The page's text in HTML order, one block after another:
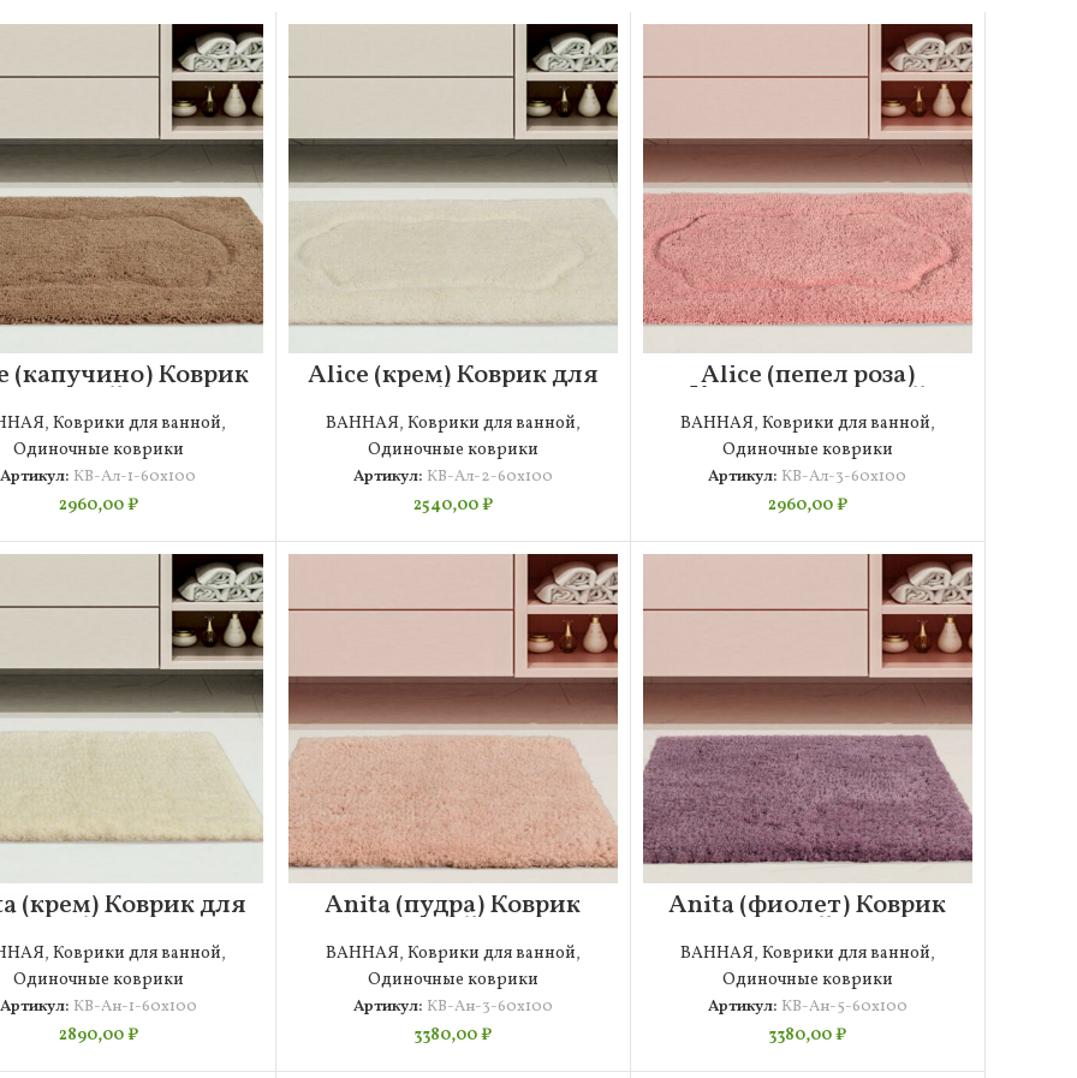
(капучино) Коврик
ванной 60х100
, Коврики для ванной,
Одиночные коврики
Артикул: КВ-Ал-1-60х100
2960,00₽
Alice (крем) Коврик для
ванной 60х100
ВАННАЯ, Коврики для ванной,
Одиночные коврики
Артикул: КВ-Ал-2-60х100
2540,00₽
Alice (пепел роза)
Коврик для ванной
60х100
ВАННАЯ, Коврики для ванной,
Одиночные коврики
Артикул: КВ-Ал-3-60х100
2960,00₽
(крем) Коврик для
ванной 60х100
, Коврики для ванной,
Одиночные коврики
Артикул: КВ-Ан-1-60х100
2890,00₽
Anita (пудра) Коврик
для ванной 60х100
ВАННАЯ, Коврики для ванной,
Одиночные коврики
Артикул: КВ-Ан-3-60х100
3380,00₽
Anita (фиолет) Коврик
для ванной 60х100
ВАННАЯ, Коврики для ванной,
Одиночные коврики
Артикул: КВ-Ан-5-60х100
3380,00₽